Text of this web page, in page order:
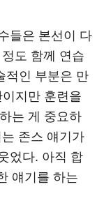
들은 본선이 다
도 함께 연습
적인 부분은 만
지만 훈련을
는 게 중요하
존스 얘기가
었다. 아직 합
얘기를 하는